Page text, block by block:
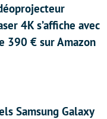
4K s’affiche avec
390 € sur Amazon
Samsung Galaxy